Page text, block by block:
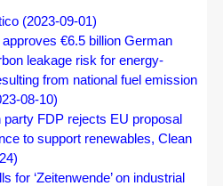
(2023-09-01)
€6.5 billion German
leakage risk for energy-
from national fuel emission
08-10)
party FDP rejects EU proposal
to support renewables, Clean
for ‘Zeitenwende’ on industrial